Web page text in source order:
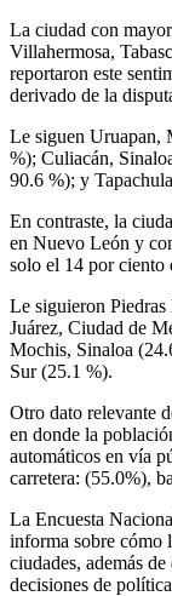
La ciudad con
Villahermosa,
reportaron este
derivado de la
Le siguen Uruapan,
%); Culiacán,
90.6 %); y
En contraste, la
en Nuevo León y
solo el 14 por ciento
Le siguieron
Juárez, Ciudad de
Mochis, Sinaloa
Sur (25.1 %).
Otro dato relevante
en donde la
automáticos en vía
carretera: (55.0%),
La Encuesta
informa sobre cómo
ciudades, además
decisiones de